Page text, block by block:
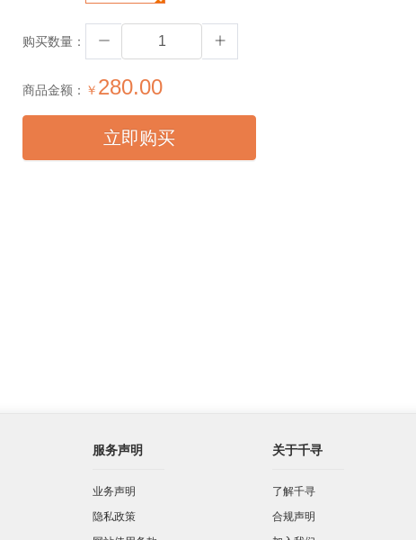
购买数量：
商品金额： ￥ 280.00
立即购买
服务声明
业务声明
隐私政策
关于千寻
了解千寻
合规声明